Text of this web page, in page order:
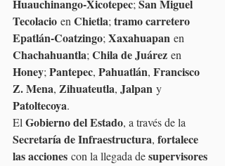
Huauchinango-Xicotepec; San Miguel
Tecolacio en Chietla; tramo carretero
Epatlán-Coatzingo; Xaxahuapan en
Chachahuantla; Chila de Juárez en
Honey; Pantepec, Pahuatlán, Francisco
Z. Mena, Zihuateutla, Jalpan y
Patoltecoya.
El Gobierno del Estado, a través de la
Secretaría de Infraestructura, fortalece
las acciones con la llegada de supervisores